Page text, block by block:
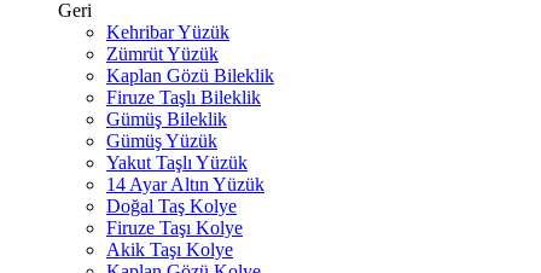
Geri
Kehribar Yüzük
Zümrüt Yüzük
Kaplan Gözü Bileklik
Firuze Taşlı Bileklik
Gümüş Bileklik
Gümüş Yüzük
Yakut Taşlı Yüzük
14 Ayar Altın Yüzük
Doğal Taş Kolye
Firuze Taşı Kolye
Akik Taşı Kolye